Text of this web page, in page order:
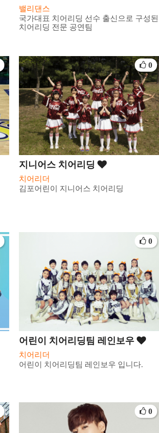
밸리댄스
국가대표 치어리딩 선수 출신으로 구성된
치어리딩 전문 공연팀
지니어스 치어리딩
치어리더
김포어린이 지니어스 치어리딩
0
어린이 치어리딩팀 레인보우
치어리더
어린이 치어리딩팀 레인보우 입니다.
0
0